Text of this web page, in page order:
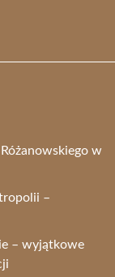
w
–
– wyjątkowe